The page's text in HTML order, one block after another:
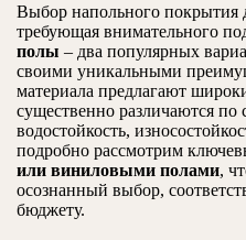
Выбор напольного покрытия
требующая внимательного
полы – два популярных
своими уникальными
материала предлагают
существенно различаются по
водостойкость,
подробно рассмотрим
или виниловыми полами,
осознанный выбор,
бюджету.